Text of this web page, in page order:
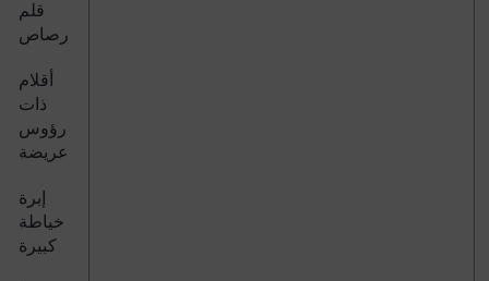
قلم
رصاص
أقلام
ذات
رؤوس
عريضة
إبرة
خياطة
كبيرة